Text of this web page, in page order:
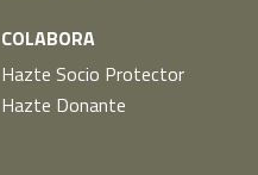
COLABORA
Hazte Socio Protector
Hazte Donante